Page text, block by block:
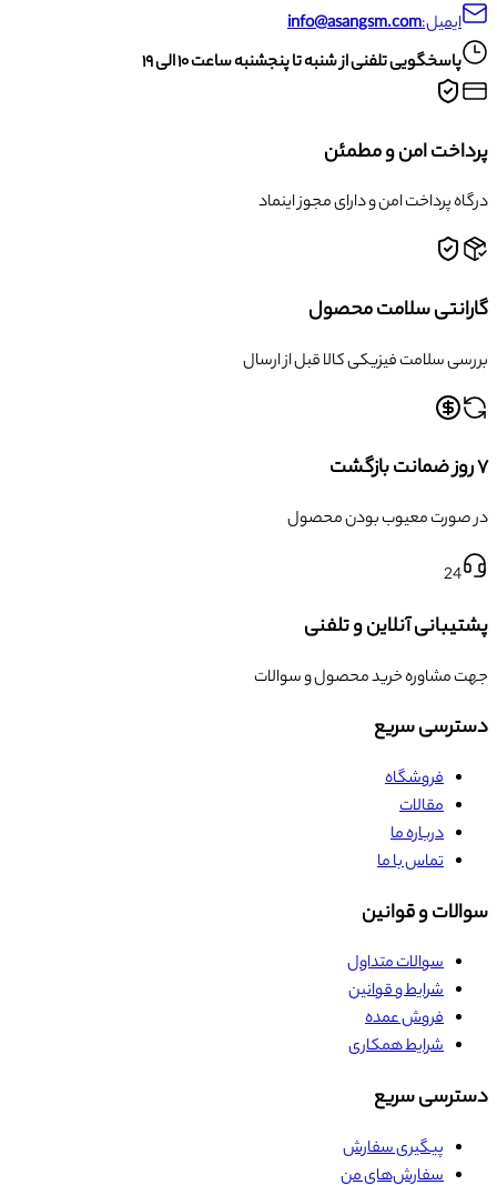
ایمیل:info@asangsm.com
پاسخگویی تلفنی از شنبه تا پنجشنبه ساعت ۱۰ الی ۱۹
پرداخت امن و مطمئن
درگاه پرداخت امن و دارای مجوز اینماد
گارانتی سلامت محصول
بررسی سلامت فیزیکی کالا قبل از ارسال
۷ روز ضمانت بازگشت
در صورت معیوب بودن محصول
24
پشتیبانی آنلاین و تلفنی
جهت مشاوره خرید محصول و سوالات
دسترسی سریع
فروشگاه
مقالات
درباره ما
تماس با ما
سوالات و قوانین
سوالات متداول
شرایط و قوانین
فروش عمده
شرایط همکاری
دسترسی سریع
پیگیری سفارش
سفارش‌های من